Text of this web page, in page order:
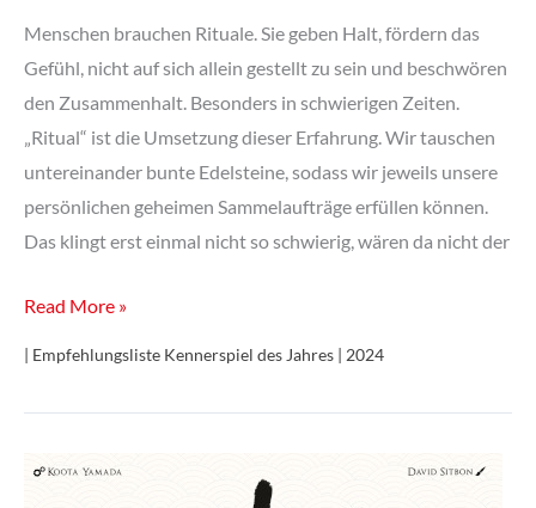
Menschen brauchen Rituale. Sie geben Halt, fördern das
Gefühl, nicht auf sich allein gestellt zu sein und beschwören
den Zusammenhalt. Besonders in schwierigen Zeiten.
„Ritual“ ist die Umsetzung dieser Erfahrung. Wir tauschen
untereinander bunte Edelsteine, sodass wir jeweils unsere
persönlichen geheimen Sammelaufträge erfüllen können.
Das klingt erst einmal nicht so schwierig, wären da nicht der
Ritual
Read More »
| Empfehlungsliste Kennerspiel des Jahres | 2024